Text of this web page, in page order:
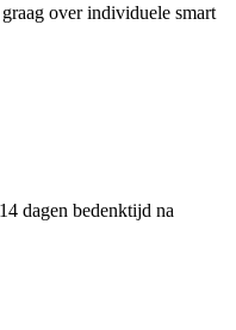
over individuele smart
dagen bedenktijd na